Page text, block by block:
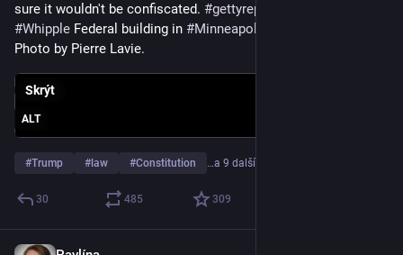
sure it wouldn't be confiscated. #gettyreportage
#Whipple Federal building in #Minneapolis
Photo by Pierre Lavie.
ALT
Skrýt
#Trump # law #Constitution …a 9 dalších
30 485 309